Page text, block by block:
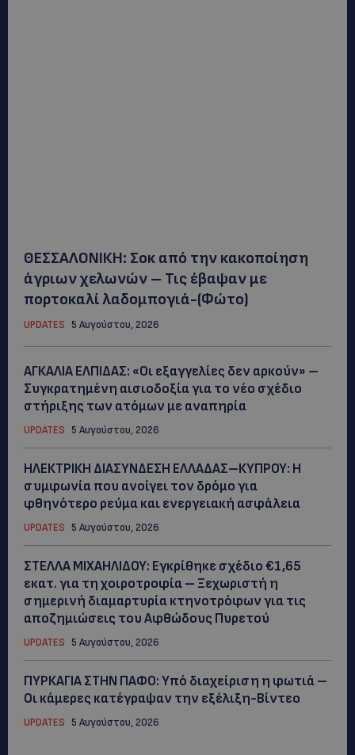
ΘΕΣΣΑΛΟΝΙΚΗ: Σοκ από την κακοποίηση
άγριων χελωνών – Τις έβαψαν με
πορτοκαλί λαδομπογιά-(Φώτο)
UPDATES 5 Αυγούστου, 2026
ΑΓΚΑΛΙΑ ΕΛΠΙΔΑΣ: «Οι εξαγγελίες δεν αρκούν» –
Συγκρατημένη αισιοδοξία για το νέο σχέδιο
στήριξης των ατόμων με αναπηρία
UPDATES 5 Αυγούστου, 2026
ΗΛΕΚΤΡΙΚΗ ΔΙΑΣΥΝΔΕΣΗ ΕΛΛΑΔΑΣ–ΚΥΠΡΟΥ: Η
συμφωνία που ανοίγει τον δρόμο για
φθηνότερο ρεύμα και ενεργειακή ασφάλεια
UPDATES 5 Αυγούστου, 2026
ΣΤΕΛΛΑ ΜΙΧΑΗΛΙΔΟΥ: Εγκρίθηκε σχέδιο €1,65
εκατ. για τη χοιροτροφία – Ξεχωριστή η
σημερινή διαμαρτυρία κτηνοτρόφων για τις
αποζημιώσεις του Αφθώδους Πυρετού
UPDATES 5 Αυγούστου, 2026
ΠΥΡΚΑΓΙΑ ΣΤΗΝ ΠΑΦΟ: Υπό διαχείριση η φωτιά –
Οι κάμερες κατέγραψαν την εξέλιξη-Βίντεο
UPDATES 5 Αυγούστου, 2026